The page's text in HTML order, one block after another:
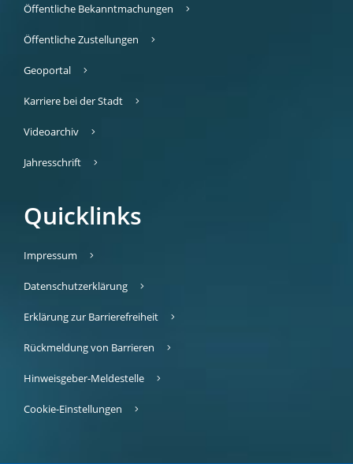
Öffentliche Bekanntmachungen
Öffentliche Zustellungen
Geoportal
Karriere bei der Stadt
Videoarchiv
Jahresschrift
Quicklinks
Impressum
Datenschutzerklärung
Erklärung zur Barrierefreiheit
Rückmeldung von Barrieren
Hinweisgeber-Meldestelle
Cookie-Einstellungen